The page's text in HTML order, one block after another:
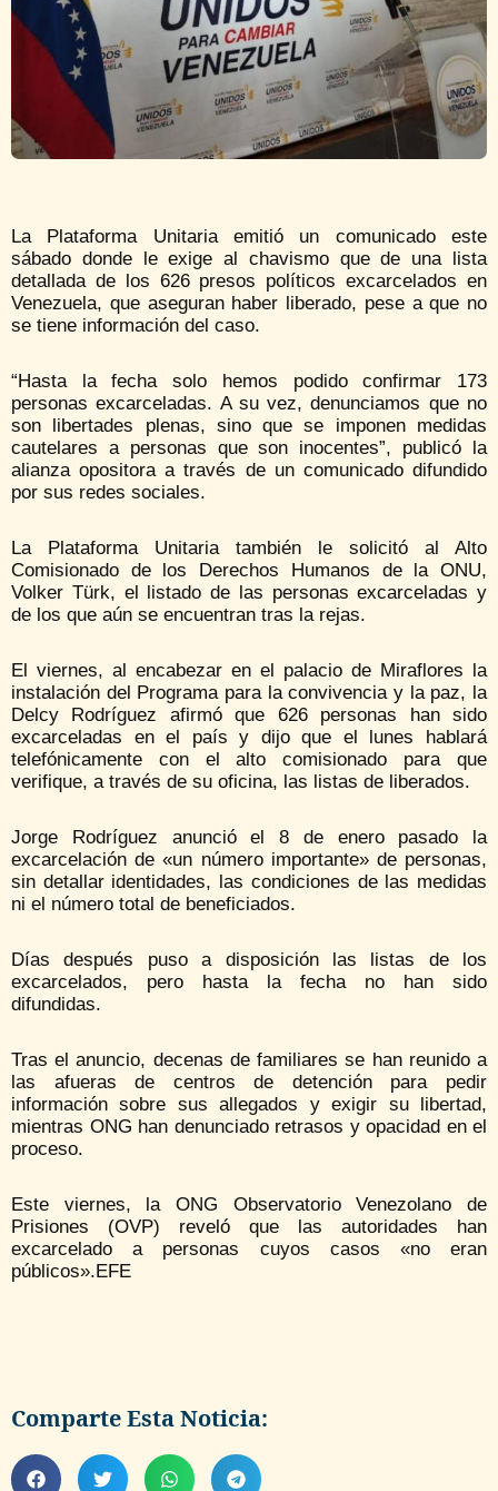
La Plataforma Unitaria emitió un comunicado este
sábado donde le exige al chavismo que de una lista
detallada de los 626 presos políticos excarcelados en
Venezuela, que aseguran haber liberado, pese a que no
se tiene información del caso.
“Hasta la fecha solo hemos podido confirmar 173
personas excarceladas. A su vez, denunciamos que no
son libertades plenas, sino que se imponen medidas
cautelares a personas que son inocentes”, publicó la
alianza opositora a través de un comunicado difundido
por sus redes sociales.
La Plataforma Unitaria también le solicitó al Alto
Comisionado de los Derechos Humanos de la ONU,
Volker Türk, el listado de las personas excarceladas y
de los que aún se encuentran tras la rejas.
El viernes, al encabezar en el palacio de Miraflores la
instalación del Programa para la convivencia y la paz, la
Delcy Rodríguez afirmó que 626 personas han sido
excarceladas en el país y dijo que el lunes hablará
telefónicamente con el alto comisionado para que
verifique, a través de su oficina, las listas de liberados.
Jorge Rodríguez anunció el 8 de enero pasado la
excarcelación de «un número importante» de personas,
sin detallar identidades, las condiciones de las medidas
ni el número total de beneficiados.
Días después puso a disposición las listas de los
excarcelados, pero hasta la fecha no han sido
difundidas.
Tras el anuncio, decenas de familiares se han reunido a
las afueras de centros de detención para pedir
información sobre sus allegados y exigir su libertad,
mientras ONG han denunciado retrasos y opacidad en el
proceso.
Este viernes, la ONG Observatorio Venezolano de
Prisiones (OVP) reveló que las autoridades han
excarcelado a personas cuyos casos «no eran
públicos».EFE
Comparte Esta Noticia: